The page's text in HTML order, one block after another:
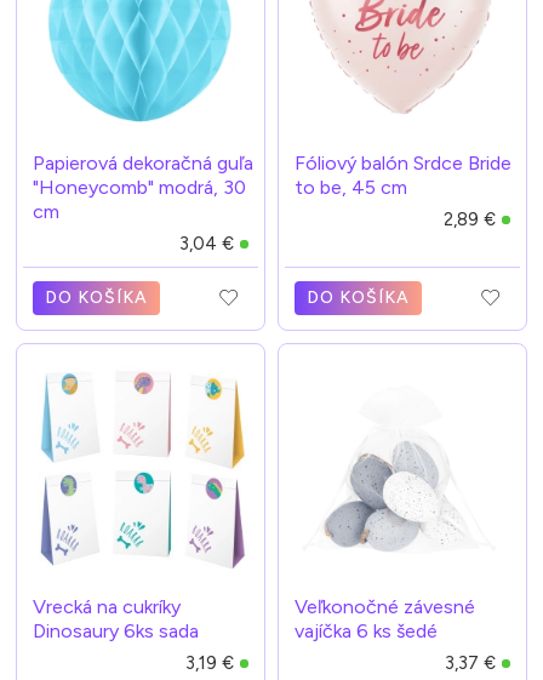
Papierová dekoračná guľa
"Honeycomb" modrá, 30
cm
3,04 €
DO KOŠÍKA
Fóliový balón Srdce Bride
to be, 45 cm
2,89 €
DO KOŠÍKA
Vrecká na cukríky
Dinosaury 6ks sada
3,19 €
Veľkonočné závesné
vajíčka 6 ks šedé
3,37 €